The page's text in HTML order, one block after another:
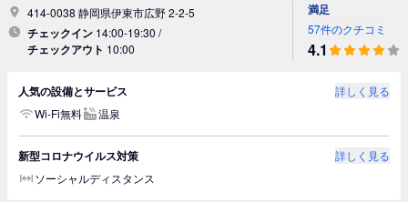
414-0038 静岡県伊東市広野 2-2-5
チェックイン 14:00-19:30 /
チェックアウト 10:00
満足
57件のクチコミ
4.1
人気の設備とサービス
詳しく見る
Wi-Fi無料
温泉
新型コロナウイルス対策
詳しく見る
ソーシャルディスタンス